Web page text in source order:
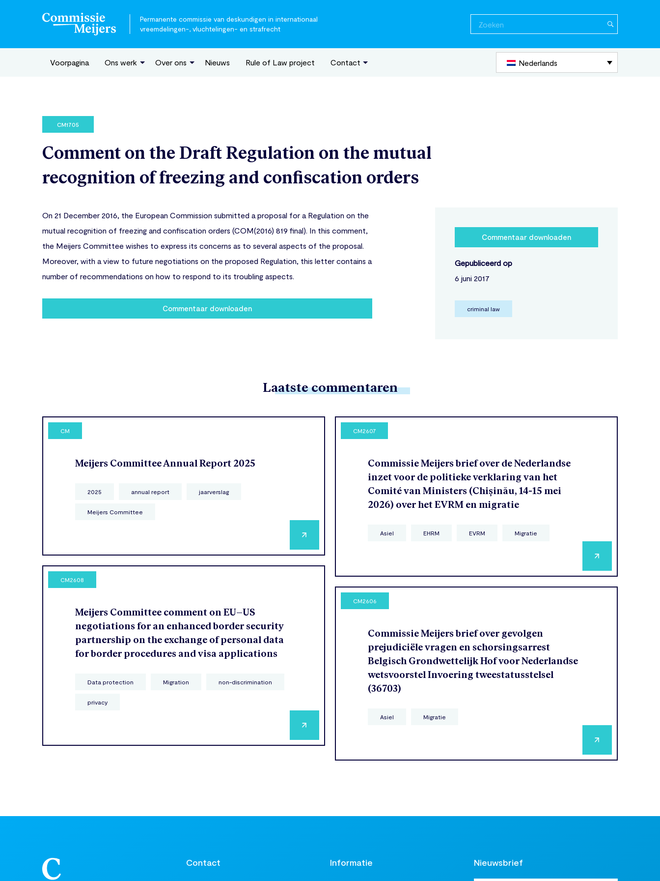
Permanente commissie van deskundigen in internationaal
vreemdelingen-, vluchtelingen- en strafrecht
Voorpagina Ons werk Over ons Nieuws Rule of Law project Contact Nederlands
CM1705
Comment on the Draft Regulation on the mutual
recognition of freezing and confiscation orders
On 21 December 2016, the European Commission submitted a proposal for a Regulation on the
mutual recognition of freezing and confiscation orders (COM(2016) 819 final). In this comment,
the Meijers Committee wishes to express its concerns as to several aspects of the proposal.
Moreover, with a view to future negotiations on the proposed Regulation, this letter contains a
number of recommendations on how to respond to its troubling aspects.
Commentaar downloaden
Commentaar downloaden
Gepubliceerd op
6 juni 2017
criminal law
Laatste commentaren
CM
Meijers Committee Annual Report 2025
2025 annual report jaarverslag
Meijers Committee
CM2608
Meijers Committee comment on EU–US
negotiations for an enhanced border security
partnership on the exchange of personal data
for border procedures and visa applications
Data protection Migration non-discrimination
privacy
CM2607
Commissie Meijers brief over de Nederlandse
inzet voor de politieke verklaring van het
Comité van Ministers (Chișinău, 14-15 mei
2026) over het EVRM en migratie
Asiel EHRM EVRM Migratie
CM2606
Commissie Meijers brief over gevolgen
prejudiciële vragen en schorsingsarrest
Belgisch Grondwettelijk Hof voor Nederlandse
wetsvoorstel Invoering tweestatusstelsel
(36703)
Asiel Migratie
Contact Informatie Nieuwsbrief